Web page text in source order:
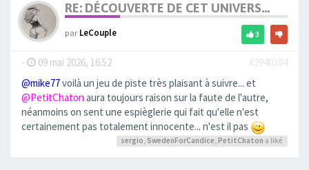
RE: DÉCOUVERTE DE CET UNIVERS...
parLeCouple 3
- 09 mai 2026, 16:52
#2940394
@mike77voilà un jeu de piste très plaisant à suivre... et
@PetitChaton aura toujours raison sur la faute de l'autre,
néanmoins on sent une espièglerie qui fait qu'elle n'est
certainement pas totalement innocente... n'est il pas
sergio, SwedenForCandice, PetitChaton a liké